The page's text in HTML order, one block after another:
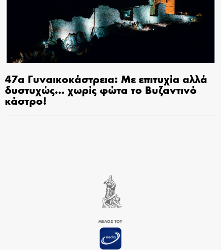
47α Γυναικοκάστρεια: Με επιτυχία αλλά
δυστυχώς… χωρίς φώτα το Βυζαντινό
κάστρο!